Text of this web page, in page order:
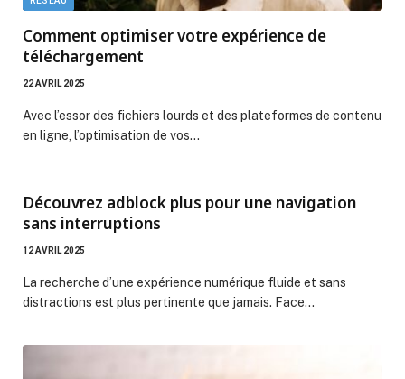
Comment optimiser votre expérience de
téléchargement
22 AVRIL 2025
Avec l’essor des fichiers lourds et des plateformes de contenu
en ligne, l’optimisation de vos…
Découvrez adblock plus pour une navigation
sans interruptions
12 AVRIL 2025
La recherche d’une expérience numérique fluide et sans
distractions est plus pertinente que jamais. Face…